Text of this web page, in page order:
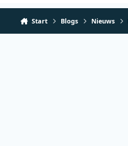
Start Blogs Nieuws